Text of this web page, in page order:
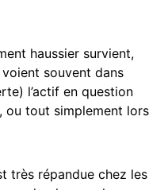
haussier survient,
souvent dans
l’actif en question
ou tout simplement lors
très répandue chez les